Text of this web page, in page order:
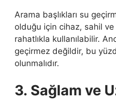
Arama başlıkları su
olduğu için cihaz, sahil
rahatlıkla kullanılabilir.
geçirmez değildir, bu
olunmalıdır.
3. Sağlam ve